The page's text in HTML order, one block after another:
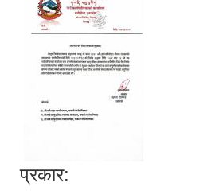
प्रकार: